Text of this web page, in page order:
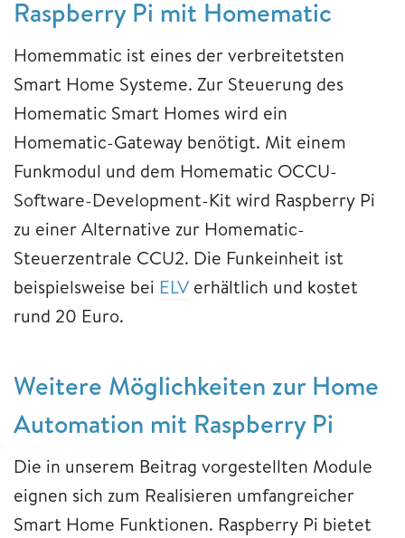
Raspberry Pi mit Homematic
Homemmatic ist eines der verbreitetsten
Smart Home Systeme. Zur Steuerung des
Homematic Smart Homes wird ein
Homematic-Gateway benötigt. Mit einem
Funkmodul und dem Homematic OCCU-
Software-Development-Kit wird Raspberry Pi
zu einer Alternative zur Homematic-
Steuerzentrale CCU2. Die Funkeinheit ist
beispielsweise bei ELV erhältlich und kostet
rund 20 Euro.
Weitere Möglichkeiten zur Home
Automation mit Raspberry Pi
Die in unserem Beitrag vorgestellten Module
eignen sich zum Realisieren umfangreicher
Smart Home Funktionen. Raspberry Pi bietet